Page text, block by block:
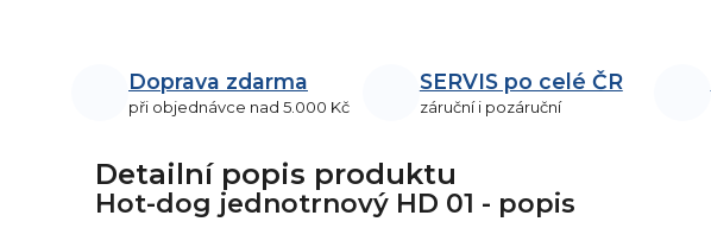
Doprava zdarma
při objednávce nad 5.000 Kč
SERVIS po celé ČR
záruční i pozáruční
Detailní popis produktu
Hot-dog jednotrnový HD 01 - popis